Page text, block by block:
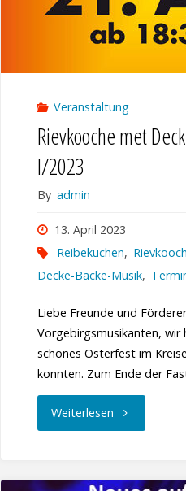
Veranstaltung
Rievkooche met
I/2023
By admin
13. April 2023
Reibekuchen,
Decke-Backe-Musik,
Liebe Freunde und
Vorgebirgsmusikanten, wir
schönes Osterfest im
konnten. Zum Ende der
Weiterlesen"Rievkooche
Decke-